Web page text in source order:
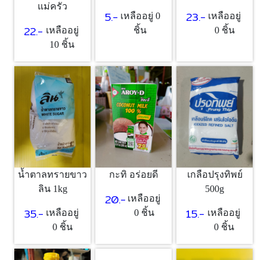
แม่ครัว
22.- เหลืออยู่
10 ชิ้น
5.- เหลืออยู่ 0
ชิ้น
23.- เหลืออยู่
0 ชิ้น
น้ำตาลทรายขาว
ลิน 1kg
35.- เหลืออยู่
0 ชิ้น
กะทิ อร่อยดี
20.- เหลืออยู่
0 ชิ้น
เกลือปรุงทิพย์
500g
15.- เหลืออยู่
0 ชิ้น